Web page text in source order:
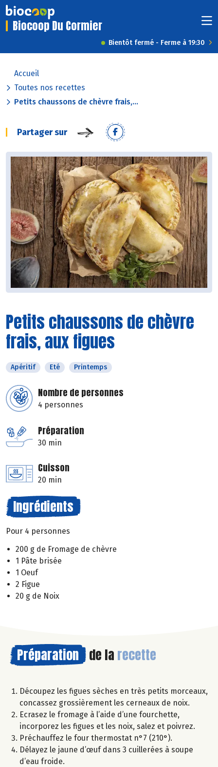
Biocoop Du Cormier
Bientôt fermé - Ferme à 19:30
Accueil
Toutes nos recettes
Petits chaussons de chèvre frais,...
Partager sur
Petits chaussons de chèvre
frais, aux figues
Apéritif Eté Printemps
Nombre de personnes
4 personnes
Préparation
30 min
Cuisson
20 min
Ingrédients
Pour 4 personnes
200 g de Fromage de chèvre
1 Pâte brisée
1 Oeuf
2 Figue
20 g de Noix
Préparation de la recette
Découpez les figues sèches en très petits morceaux,
concassez grossièrement les cerneaux de noix.
Ecrasez le fromage à l’aide d’une fourchette,
incorporez les figues et les noix, salez et poivrez.
Préchauffez le four thermostat n°7 (210°).
Délayez le jaune d’œuf dans 3 cuillerées à soupe
d’eau froide.